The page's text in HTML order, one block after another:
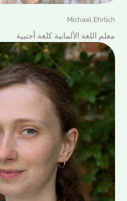
Michael Ehrlich
معلم اللغة الألمانية كلغة أجنبية